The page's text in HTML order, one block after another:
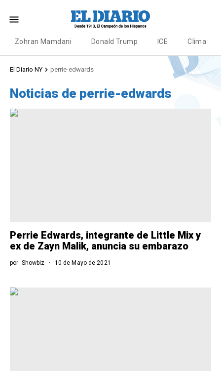
Zohran Mamdani Donald Trump ICE Clima
El Diario NY perrie-edwards
Noticias de perrie-edwards
Perrie Edwards, integrante de Little Mix y
ex de Zayn Malik, anuncia su embarazo
por Showbiz 10 de Mayo de 2021